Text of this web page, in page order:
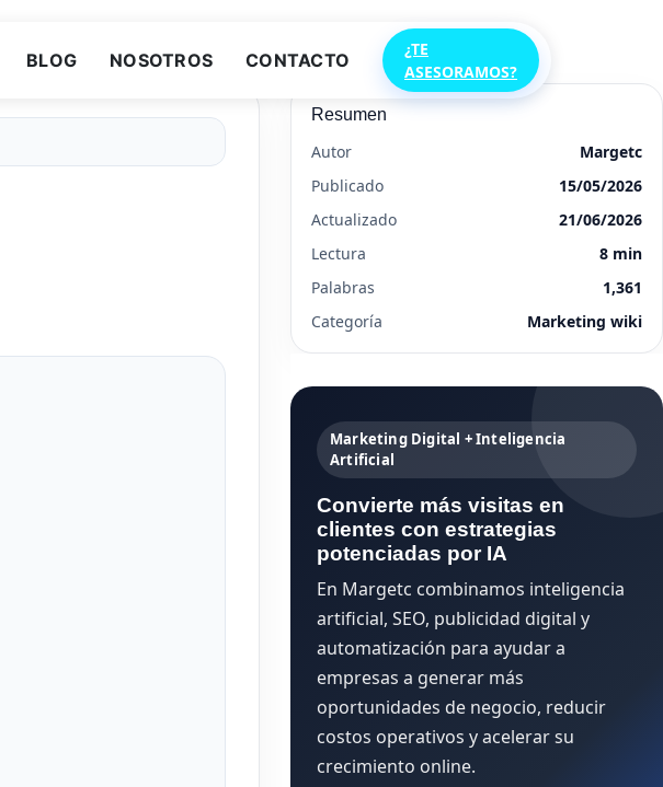
BLOG NOSOTROS CONTACTO
¿TE
ASESORAMOS?
Resumen
Autor
Margetc
Publicado
15/05/2026
Actualizado
21/06/2026
Lectura
8 min
Palabras
1,361
Categoría
Marketing wiki
Marketing Digital + Inteligencia
Artificial
Convierte más visitas en
clientes con estrategias
potenciadas por IA
En Margetc combinamos inteligencia
artificial, SEO, publicidad digital y
automatización para ayudar a
empresas a generar más
oportunidades de negocio, reducir
costos operativos y acelerar su
crecimiento online.